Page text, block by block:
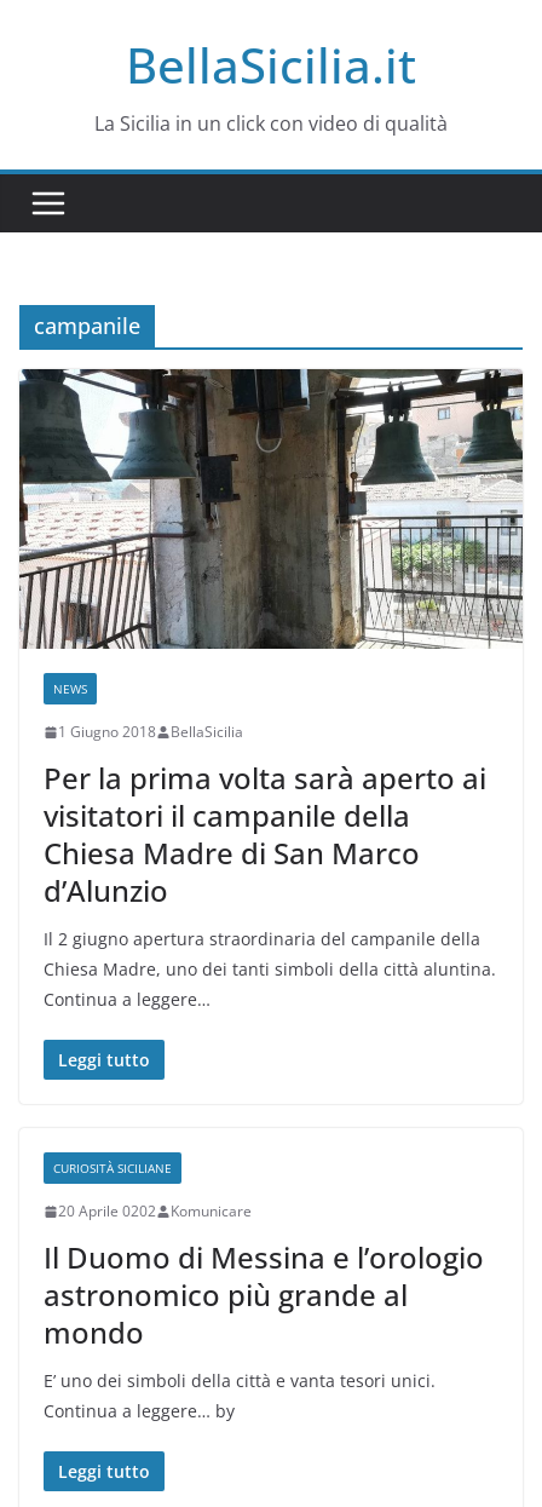
BellaSicilia.it
La Sicilia in un click con video di qualità
campanile
NEWS
1 Giugno 2018 BellaSicilia
Per la prima volta sarà aperto ai
visitatori il campanile della
Chiesa Madre di San Marco
d’Alunzio
Il 2 giugno apertura straordinaria del campanile della
Chiesa Madre, uno dei tanti simboli della città aluntina.
Continua a leggere…
Leggi tutto
CURIOSITÀ SICILIANE
20 Aprile 0202 Komunicare
Il Duomo di Messina e l’orologio
astronomico più grande al
mondo
E’ uno dei simboli della città e vanta tesori unici.
Continua a leggere… by
Leggi tutto